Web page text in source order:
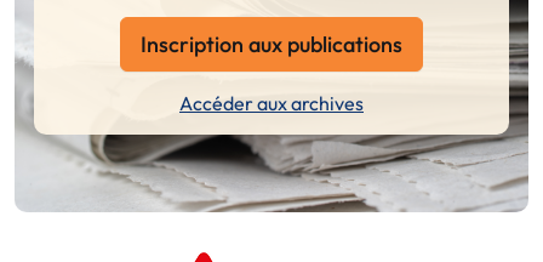
Inscription aux publications
Accéder aux archives